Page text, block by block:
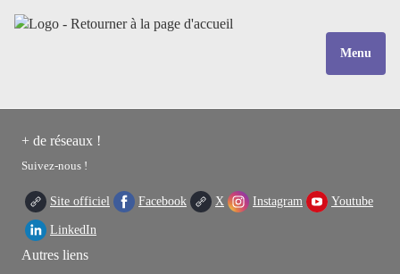
Menu
+ de réseaux !
Suivez-nous !
Site officiel Facebook X Instagram Youtube
LinkedIn
Autres liens